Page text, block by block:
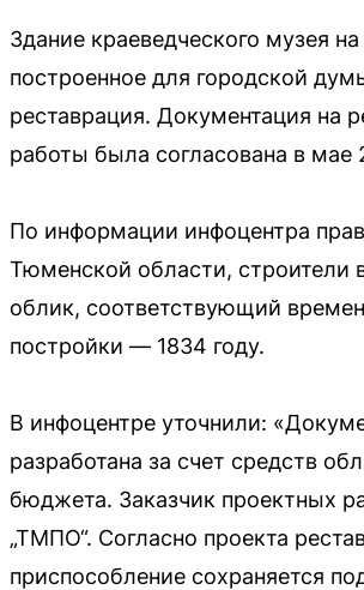
Здание краеведческого музея
построенное для городской
реставрация. Документация на
работы была согласована в мае
По информации инфоцентра
Тюменской области, строители
облик, соответствующий
постройки — 1834 году.
В инфоцентре уточнили:
разработана за счет средств
бюджета. Заказчик проектных
„ТМПО“. Согласно проекта
приспособление сохраняется